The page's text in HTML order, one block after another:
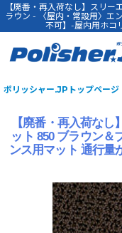
【廃番・再入荷なし】スリ
ラウン - 〈屋内・常設用〉エ
不可】-屋内用ホコ
ポリッシャー.JPトップページ
【廃番・再入荷な
ット 850 ブラウン＆
ンス用マット 通行量